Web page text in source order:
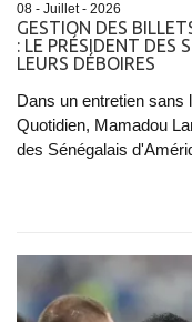
08 - Juillet - 2026
GESTION DES
: LE PRÉSIDENT DES
LEURS DÉBOIRES
Dans un entretien sans
Quotidien, Mamadou
des Sénégalais